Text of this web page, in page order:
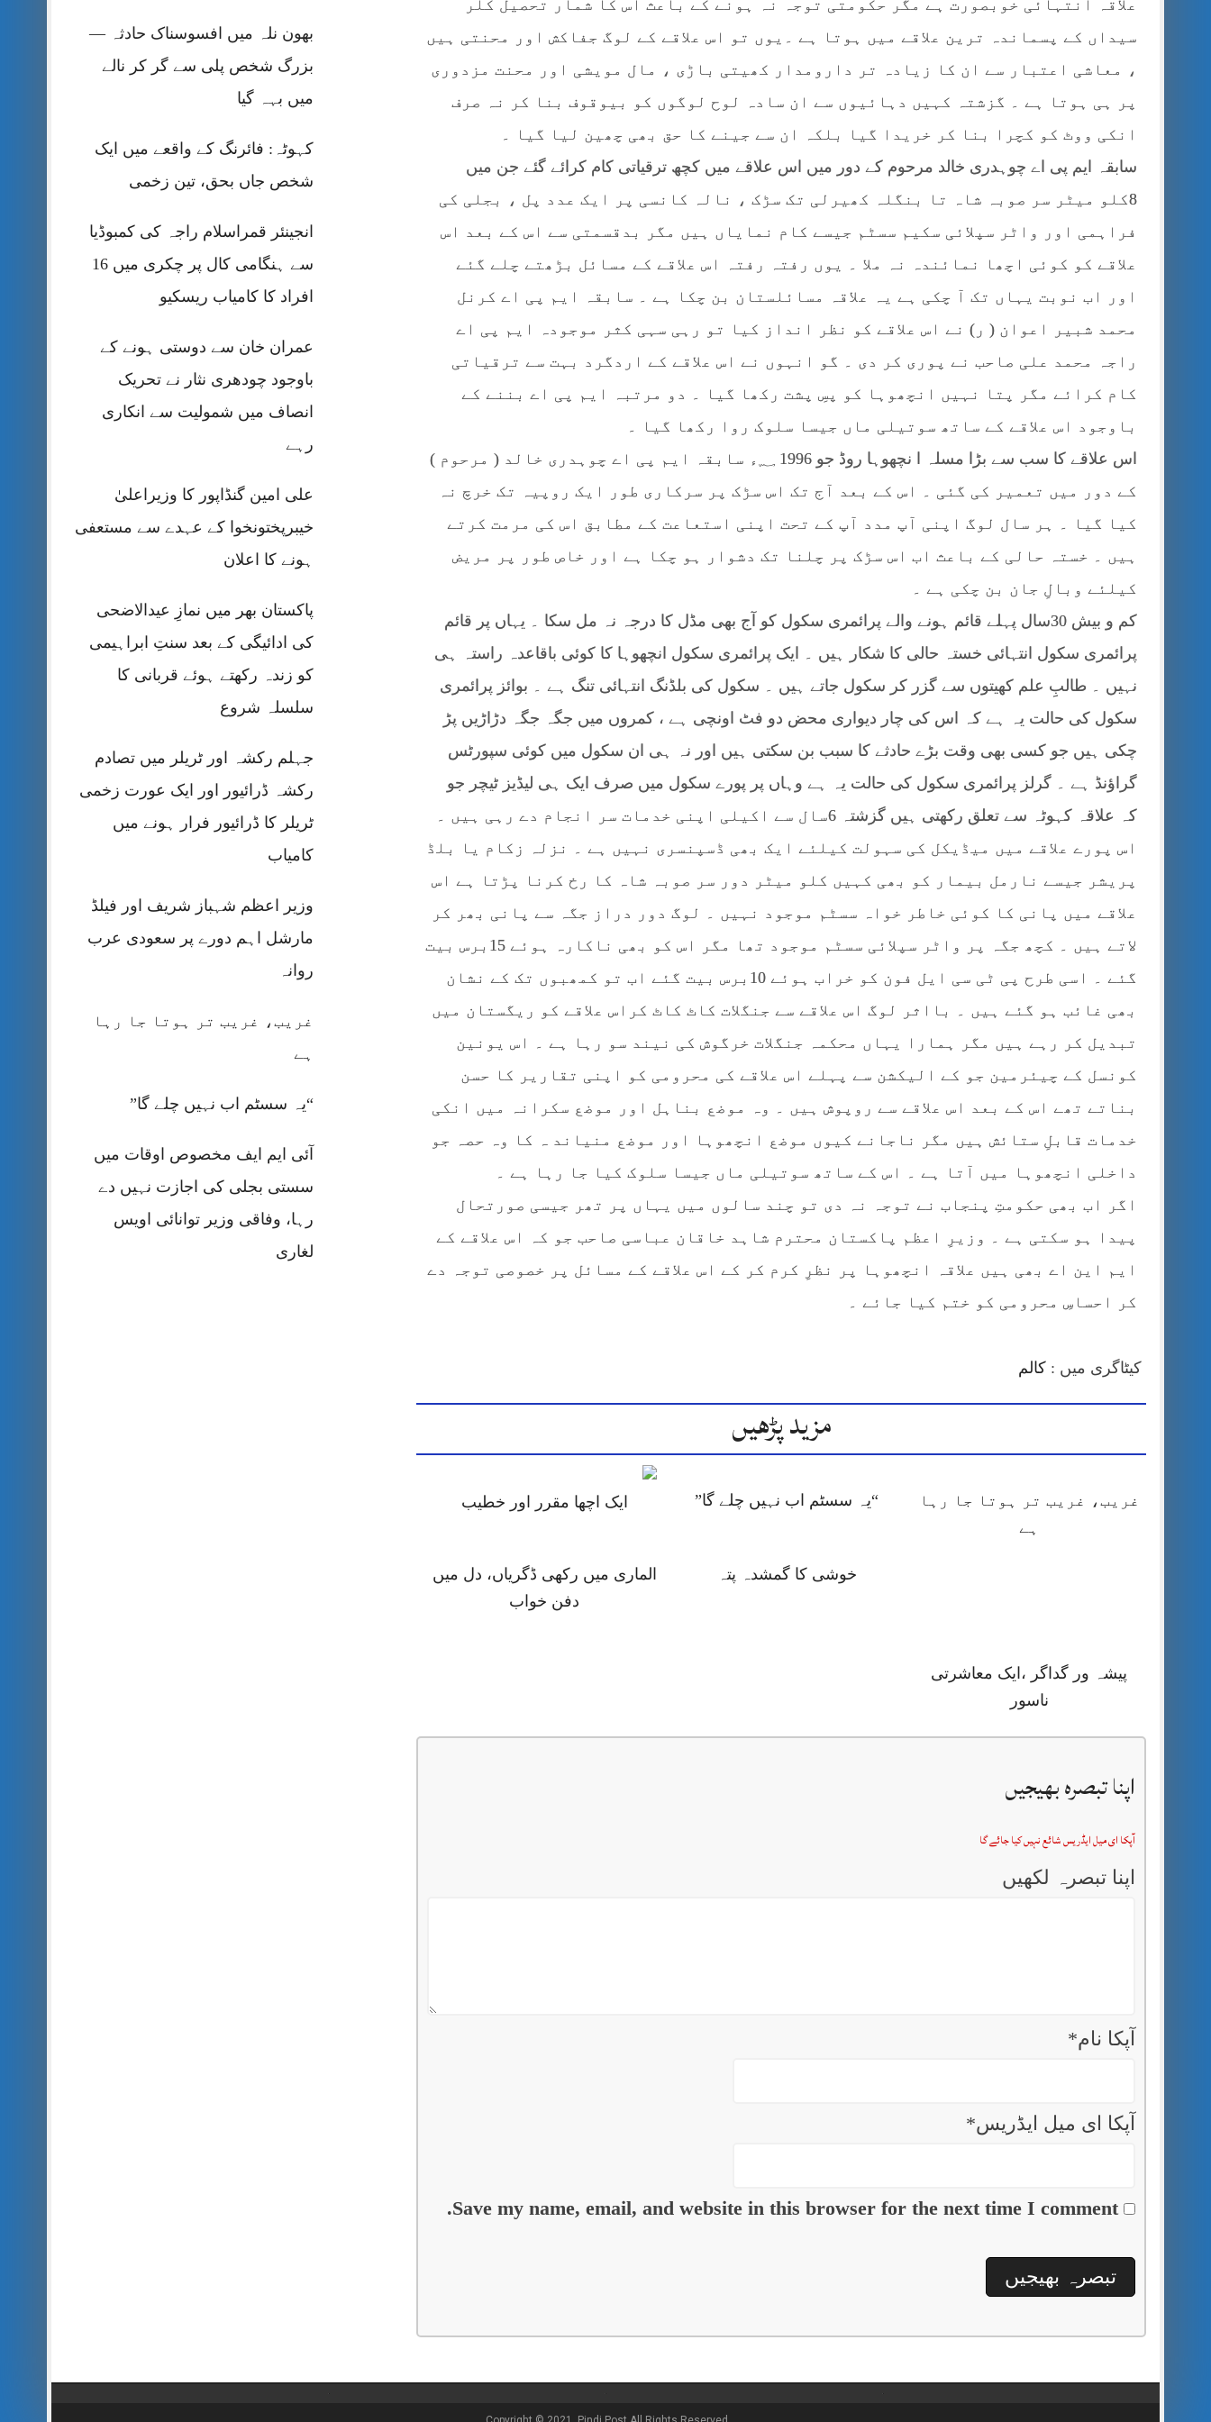
بھون نلہ میں افسوسناک حادثہ —
بزرگ شخص پلی سے گر کر نالے
میں بہہ گیا
کہوٹہ: فائرنگ کے واقعے میں ایک
شخص جاں بحق، تین زخمی
انجینئر قمراسلام راجہ کی کمبوڈیا
سے ہنگامی کال پر چکری میں 16
افراد کا کامیاب ریسکیو
عمران خان سے دوستی ہونے کے
باوجود چودھری نثار نے تحریک
انصاف میں شمولیت سے انکاری
رہے
علی امین گنڈاپور کا وزیراعلیٰ
خیبرپختونخوا کے عہدے سے مستعفی
ہونے کا اعلان
پاکستان بھر میں نمازِ عیدالاضحی
کی ادائیگی کے بعد سنتِ ابراہیمی
کو زندہ رکھتے ہوئے قربانی کا
سلسلہ شروع
جہلم رکشہ اور ٹریلر میں تصادم
رکشہ ڈرائیور اور ایک عورت زخمی
ٹریلر کا ڈرائیور فرار ہونے میں
کامیاب
وزیر اعظم شہباز شریف اور فیلڈ
مارشل اہم دورے پر سعودی عرب
روانہ
غریب، غریب تر ہوتا جا رہا
ہے
“یہ سسٹم اب نہیں چلے گا”
آئی ایم ایف مخصوص اوقات میں
سستی بجلی کی اجازت نہیں دے
رہا، وفاقی وزیر توانائی اویس
لغاری
علاقہ انتہائی خوبصورت ہے مگر حکومتی توجہ نہ ہونے کے باعث اس کا شمار تحصیل کلر
سیداں کے پسماندہ ترین علاقے میں ہوتا ہے ۔یوں تو اس علاقے کے لوگ جفاکش اور محنتی ہیں
، معاشی اعتبار سے ان کا زیادہ تر دارومدار کھیتی باڑی ، مال مویشی اور محنت مزدوری
پر ہی ہوتا ہے ۔ گزشتہ کہیں دہائیوں سے ان سادہ لوح لوگوں کو بیوقوف بنا کر نہ صرف
انکی ووٹ کو کچرا بنا کر خریدا گیا بلکہ ان سے جینے کا حق بھی چھین لیا گیا ۔
سابقہ ایم پی اے چوہدری خالد مرحوم کے دور میں اس علاقے میں کچھ ترقیاتی کام کرائے گئے جن میں
8کلو میٹر سر صوبہ شاہ تا بنگلہ کھیرلی تک سڑک ، نالہ کانسی پر ایک عدد پل ، بجلی کی
فراہمی اور واٹر سپلائی سکیم سسٹم جیسے کام نمایاں ہیں مگر بدقسمتی سے اس کے بعد اس
علاقے کو کوئی اچھا نمائندہ نہ ملا ۔ یوں رفتہ رفتہ اس علاقے کے مسائل بڑھتے چلے گئے
اور اب نوبت یہاں تک آ چکی ہے یہ علاقہ مسائلستان بن چکا ہے ۔ سابقہ ایم پی اے کرنل
محمد شبیر اعوان ( ر) نے اس علاقے کو نظر انداز کیا تو رہی سہی کثر موجودہ ایم پی اے
راجہ محمد علی صاحب نے پوری کر دی ۔ گو انہوں نے اس علاقے کے اردگرد بہت سے ترقیاتی
کام کرائے مگر پتا نہیں انچھوہا کو پسِ پشت رکھا گیا ۔ دو مرتبہ ایم پی اے بننے کے
باوجود اس علاقے کے ساتھ سوتیلی ماں جیسا سلوک روا رکھا گیا ۔
اس علاقے کا سب سے بڑا مسلہ ا نچھوہا روڈ جو 1996 ؁ء سابقہ ایم پی اے چوہدری خالد ( مرحوم )
کے دور میں تعمیر کی گئی ۔ اس کے بعد آج تک اس سڑک پر سرکاری طور ایک روپیہ تک خرچ نہ
کیا گیا ۔ ہر سال لوگ اپنی آپ مدد آپ کے تحت اپنی استعاعت کے مطابق اس کی مرمت کرتے
ہیں ۔ خستہ حالی کے باعث اب اس سڑک پر چلنا تک دشوار ہو چکا ہے اور خاص طور پر مریض
کیلئے وبالِ جان بن چکی ہے ۔
کم و بیش 30سال پہلے قائم ہونے والے پرائمری سکول کو آج بھی مڈل کا درجہ نہ مل سکا ۔ یہاں پر قائم
پرائمری سکول انتہائی خستہ حالی کا شکار ہیں ۔ ایک پرائمری سکول انچھوہا کا کوئی باقاعدہ راستہ ہی
نہیں ۔ طالبِ علم کھیتوں سے گزر کر سکول جاتے ہیں ۔ سکول کی بلڈنگ انتہائی تنگ ہے ۔ بوائز پرائمری
سکول کی حالت یہ ہے کہ اس کی چار دیواری محض دو فٹ اونچی ہے ، کمروں میں جگہ جگہ دڑاڑیں پڑ
چکی ہیں جو کسی بھی وقت بڑے حادثے کا سبب بن سکتی ہیں اور نہ ہی ان سکول میں کوئی سپورٹس
گراؤنڈ ہے ۔ گرلز پرائمری سکول کی حالت یہ ہے وہاں پر پورے سکول میں صرف ایک ہی لیڈیز ٹیچر جو
کہ علاقہ کہوٹہ سے تعلق رکھتی ہیں گزشتہ 6سال سے اکیلی اپنی خدمات سر انجام دے رہی ہیں ۔
اس پورے علاقے میں میڈیکل کی سہولت کیلئے ایک بھی ڈسپنسری نہیں ہے ۔ نزلہ زکام یا بلڈ
پریشر جیسے نارمل بیمار کو بھی کہیں کلو میٹر دور سر صوبہ شاہ کا رخ کرنا پڑتا ہے اس
علاقے میں پانی کا کوئی خاطر خواہ سسٹم موجود نہیں ۔ لوگ دور دراز جگہ سے پانی بھر کر
لاتے ہیں ۔ کچھ جگہ پر واٹر سپلائی سسٹم موجود تھا مگر اس کو بھی ناکارہ ہوئے 15برس بیت
گئے ۔ اسی طرح پی ٹی سی ایل فون کو خراب ہوئے 10برس بیت گئے اب تو کمھبوں تک کے نشان
بھی غائب ہو گئے ہیں ۔ بااثر لوگ اس علاقے سے جنگلات کاٹ کاٹ کراس علاقے کو ریگستان میں
تبدیل کر رہے ہیں مگر ہمارا یہاں محکمہ جنگلات خرگوش کی نیند سو رہا ہے ۔ اس یونین
کونسل کے چیئرمین جو کے الیکشن سے پہلے اس علاقے کی محرومی کو اپنی تقاریر کا حسن
بناتے تھے اس کے بعد اس علاقے سے روپوش ہیں ۔ وہ موضع بناہل اور موضع سکرانہ میں انکی
خدمات قابلِ ستائش ہیں مگر ناجانے کیوں موضع انچھوہا اور موضع منیاند ہ کا وہ حصہ جو
داخلی انچھوہا میں آتا ہے ۔ اس کے ساتھ سوتیلی ماں جیسا سلوک کیا جا رہا ہے ۔
اگر اب بھی حکومتِ پنجاب نے توجہ نہ دی تو چند سالوں میں یہاں پر تھر جیسی صورتحال
پیدا ہو سکتی ہے ۔ وزیرِ اعظم پاکستان محترم شاہد خاقان عباسی صاحب جو کہ اس علاقے کے
ایم این اے بھی ہیں علاقہ انچھوہا پر نظرِ کرم کر کے اس علاقے کے مسائل پر خصوصی توجہ دے
کر احساسِ محرومی کو ختم کیا جائے ۔
کیٹاگری میں : کالم
مزید پڑھیں
غریب، غریب تر ہوتا جا رہا
ہے
“یہ سسٹم اب نہیں چلے گا” ایک اچھا مقرر اور خطیب
خوشی کا گمشدہ پتہ
الماری میں رکھی ڈگریاں، دل میں
دفن خواب
پیشہ ور گداگر ،ایک معاشرتی
ناسور
اپنا تبصرہ بھیجیں
آپکا ای میل ایڈریس شائع نہیں کیا جائے گا
اپنا تبصرہ لکھیں
آپکا نام*
آپکا ای میل ایڈریس*
Save my name, email, and website in this browser for the next time I comment.